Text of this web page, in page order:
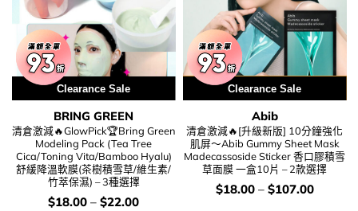
Clearance Sale
BRING GREEN
清倉激減🔥GlowPick🏆Bring Green
Modeling Pack (Tea Tree
Cica/Toning Vita/Bamboo Hyalu)
舒緩降溫軟膜(茶樹積雪草/維生素/
竹萃保濕) – 3種選擇
價
$18.00 – $22.00
用優惠劵 再減5%
Clearance Sale
Abib
清倉激減🔥[升級新版] 10分鐘強化
肌屏～Abib Gummy Sheet Mask
Madecassoside Sticker 香口膠積雪
草面膜 一盒10片 – 2款選擇
價
$18.00– $107.00